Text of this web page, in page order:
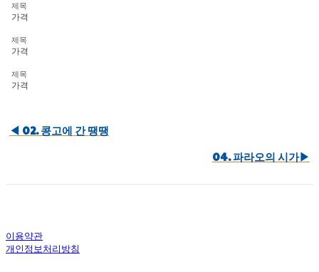
제목
가격
제목
가격
제목
가격
◀︎ 02. 콩고에 간 땡땡
04. 파라오의 시가▶︎
이용약관
개인정보처리방침